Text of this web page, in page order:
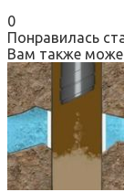
0
Понравилась
Вам также